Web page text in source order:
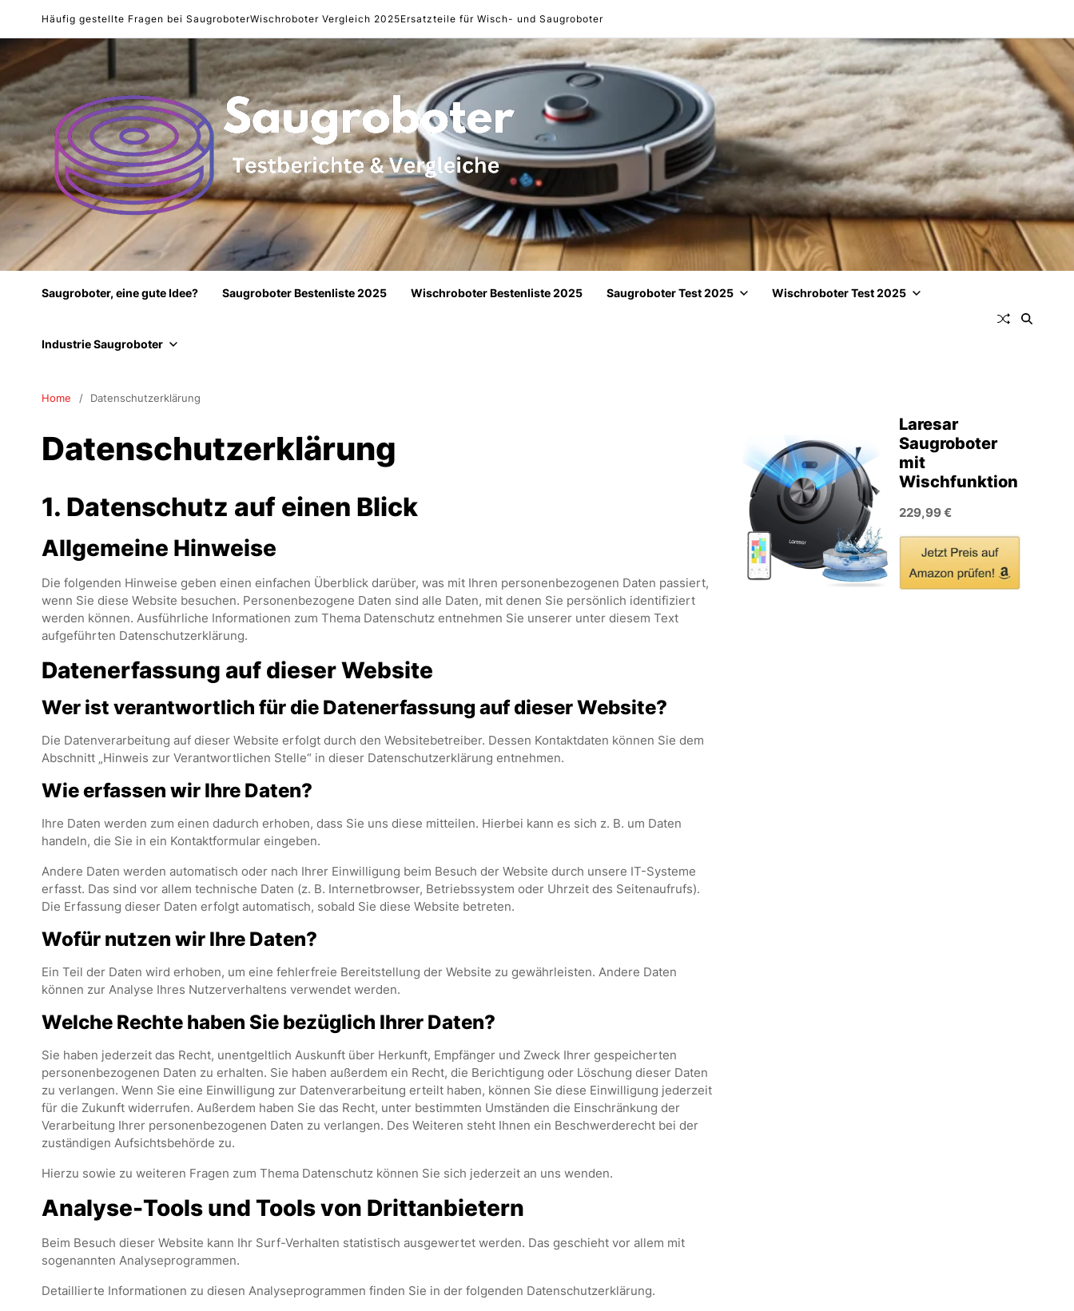
Häufig gestellte Fragen bei SaugroboterWischroboter Vergleich 2025Ersatzteile für Wisch- und Saugroboter
Saugroboter, eine gute Idee? Saugroboter Bestenliste 2025 Wischroboter Bestenliste 2025 Saugroboter Test 2025 Wischroboter Test 2025
Industrie Saugroboter
Home Datenschutzerklärung
Datenschutzerklärung
1. Datenschutz auf einen Blick
Allgemeine Hinweise
Die folgenden Hinweise geben einen einfachen Überblick darüber, was mit Ihren personenbezogenen Daten passiert,
wenn Sie diese Website besuchen. Personenbezogene Daten sind alle Daten, mit denen Sie persönlich identifiziert
werden können. Ausführliche Informationen zum Thema Datenschutz entnehmen Sie unserer unter diesem Text
aufgeführten Datenschutzerklärung.
Datenerfassung auf dieser Website
Wer ist verantwortlich für die Datenerfassung auf dieser Website?
Die Datenverarbeitung auf dieser Website erfolgt durch den Websitebetreiber. Dessen Kontaktdaten können Sie dem
Abschnitt „Hinweis zur Verantwortlichen Stelle“ in dieser Datenschutzerklärung entnehmen.
Wie erfassen wir Ihre Daten?
Ihre Daten werden zum einen dadurch erhoben, dass Sie uns diese mitteilen. Hierbei kann es sich z. B. um Daten
handeln, die Sie in ein Kontaktformular eingeben.
Andere Daten werden automatisch oder nach Ihrer Einwilligung beim Besuch der Website durch unsere IT-Systeme
erfasst. Das sind vor allem technische Daten (z. B. Internetbrowser, Betriebssystem oder Uhrzeit des Seitenaufrufs).
Die Erfassung dieser Daten erfolgt automatisch, sobald Sie diese Website betreten.
Wofür nutzen wir Ihre Daten?
Ein Teil der Daten wird erhoben, um eine fehlerfreie Bereitstellung der Website zu gewährleisten. Andere Daten
können zur Analyse Ihres Nutzerverhaltens verwendet werden.
Welche Rechte haben Sie bezüglich Ihrer Daten?
Sie haben jederzeit das Recht, unentgeltlich Auskunft über Herkunft, Empfänger und Zweck Ihrer gespeicherten
personenbezogenen Daten zu erhalten. Sie haben außerdem ein Recht, die Berichtigung oder Löschung dieser Daten
zu verlangen. Wenn Sie eine Einwilligung zur Datenverarbeitung erteilt haben, können Sie diese Einwilligung jederzeit
für die Zukunft widerrufen. Außerdem haben Sie das Recht, unter bestimmten Umständen die Einschränkung der
Verarbeitung Ihrer personenbezogenen Daten zu verlangen. Des Weiteren steht Ihnen ein Beschwerderecht bei der
zuständigen Aufsichtsbehörde zu.
Hierzu sowie zu weiteren Fragen zum Thema Datenschutz können Sie sich jederzeit an uns wenden.
Analyse-Tools und Tools von Dritt­anbietern
Beim Besuch dieser Website kann Ihr Surf-Verhalten statistisch ausgewertet werden. Das geschieht vor allem mit
sogenannten Analyseprogrammen.
Detaillierte Informationen zu diesen Analyseprogrammen finden Sie in der folgenden Datenschutzerklärung.
Laresar
Saugroboter
mit
Wischfunktion
229,99 €